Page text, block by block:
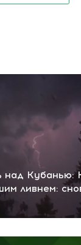
над Кубанью:
ливнем: